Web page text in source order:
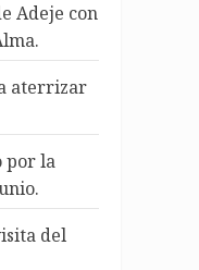
Adeje con
aterrizar
por la
del